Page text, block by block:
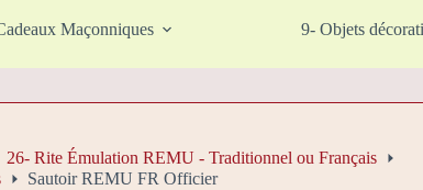
Maçonniques 9- Objets
26- Rite Émulation REMU - Traditionnel ou Français
Sautoir REMU FR Officier